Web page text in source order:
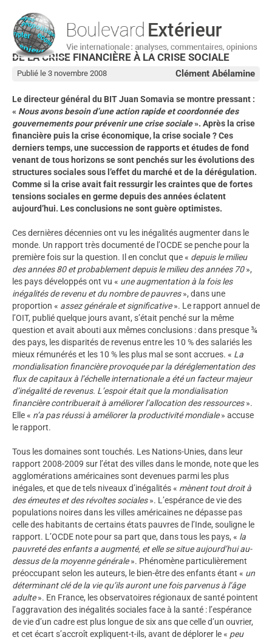
DE LA CRISE FINANCIÈRE À LA CRISE SOCIALE
Clément Abélamine
Publié le 3 novembre 2008
Le directeur général du BIT Juan Somavia se montre pressant :
« Nous avons besoin d’une action rapide et coordonnée des
gouvernements pour prévenir une crise sociale». Après la crise
financière puis la crise économique, la crise sociale ? Ces
derniers temps, une succession de rapports et études de fond
venant de tous horizons se sont penchés sur les évolutions des
structures sociales sous l’effet du marché et de la dérégulation.
Comme si la crise avait fait ressurgir les craintes que de fortes
tensions sociales en germe depuis des années éclatent
aujourd’hui. Les conclusions ne sont guère optimistes.
Ces dernières décennies ont vu les inégalités augmenter dans le
monde. Un rapport très documenté de l’OCDE se penche pour la
première fois sur la question. Il en conclut que « depuis le milieu
des années 80 et probablement depuis le milieu des années 70»,
les pays développés ont vu « une augmentation à la fois les
inégalités de revenu et du nombre de pauvres», dans une
proportion « assez générale et significative». Le rapport annuel de
l’OIT, publié quelque jours avant, s’était penché sur la même
question et avait abouti aux mêmes conclusions : dans presque ¾
des pays, les disparités de revenus entre les 10 % des salariés les
mieux rémunérés et les 10 % les plus mal se sont accrues. « La
mondialisation financière provoquée par la déréglementation des
flux de capitaux à l’échelle internationale a été un facteur majeur
d’inégalité de revenus. L’espoir était que la mondialisation
financière contribuerait à améliorer l’allocation des ressources».
Elle « n’a pas réussi à améliorer la productivité mondiale» accuse
le rapport.
Tous les domaines sont touchés. Les Nations-Unies, dans leur
rapport 2008-2009 sur l’état des villes dans le monde, note que les
agglomérations américaines sont devenues parmi les plus
inégales, et que de tels niveaux d’inégalités « mènent tout droit à
des émeutes et des révoltes sociales». L’espérance de vie des
populations noires dans les villes américaines ne dépasse pas
celle des habitants de certains états pauvres de l’Inde, souligne le
rapport. L’OCDE note pour sa part que, dans tous les pays, « la
pauvreté des enfants a augmenté, et elle se situe aujourd’hui au-
dessus de la moyenne générale». Phénomène particulièrement
préoccupant selon les auteurs, le bien-être des enfants étant « un
déterminant clé de la vie qu’ils auront une fois parvenus à l’âge
adulte». En France, les observatoires régionaux de santé pointent
l’aggravation des inégalités sociales face à la santé : l’espérance
de vie d’un cadre est plus longue de six ans que celle d’un ouvrier,
et cet écart s’accroît expliquent-t-ils, avant de déplorer le « peu